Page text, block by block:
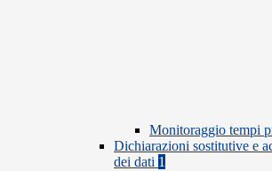
Monitoraggio tempi
Dichiarazioni sostitutive e
dei dati 1